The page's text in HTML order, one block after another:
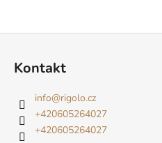
Kontakt
info@rigolo.cz
+420605264027
+420605264027